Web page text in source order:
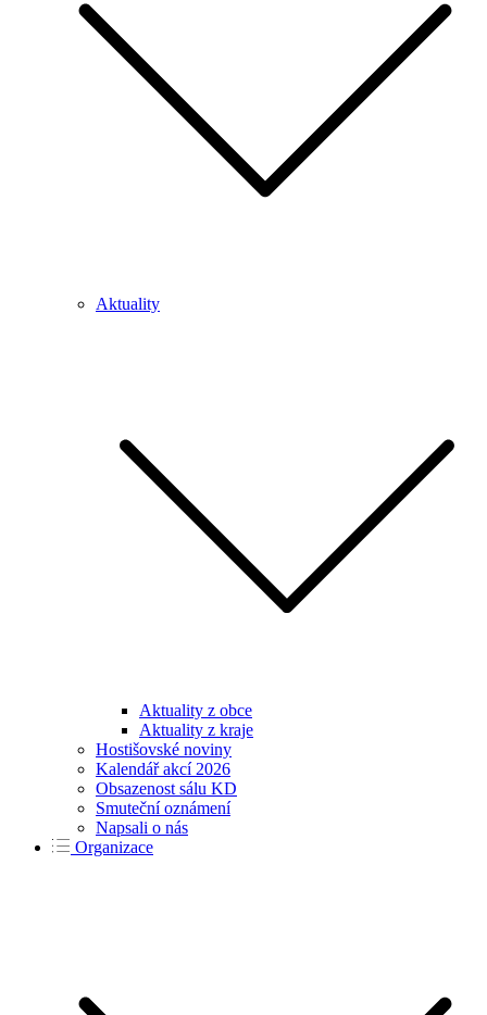
Aktuality
Aktuality z obce
Aktuality z kraje
Hostišovské noviny
Kalendář akcí 2026
Obsazenost sálu KD
Smuteční oznámení
Napsali o nás
Organizace